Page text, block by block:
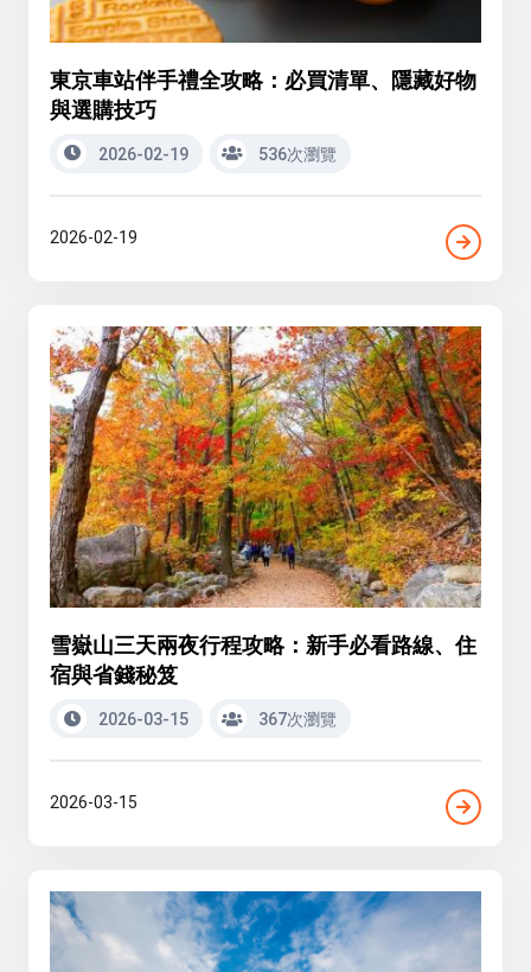
東京車站伴手禮全攻略：必買清單、隱藏好物
與選購技巧
2026-02-19 536次瀏覽
2026-02-19
雪嶽山三天兩夜行程攻略：新手必看路線、住
宿與省錢秘笈
2026-03-15 367次瀏覽
2026-03-15